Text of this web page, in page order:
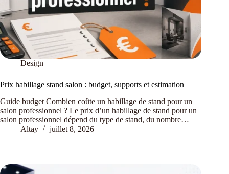
Design
Prix habillage stand salon : budget, supports et estimation
Guide budget Combien coûte un habillage de stand pour un
salon professionnel ? Le prix d’un habillage de stand pour un
salon professionnel dépend du type de stand, du nombre…
Altay
juillet 8, 2026